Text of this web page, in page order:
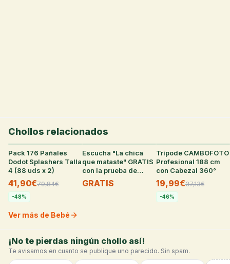
Chollos relacionados
33
Pack 176 Pañales
Dodot Splashers Talla
4 (88 uds x 2)
41,90€79,84€
-48%
38
Escucha "La chica
que mataste" GRATIS
con la prueba de
Audible
GRATIS
36°
Trípode CAMBOFOTO
Profesional 188 cm
con Cabezal 360°
19,99€37,13€
-46%
Ver más de Bebé
¡No te pierdas ningún chollo así!
Te avisamos en cuanto se publique uno parecido. Sin spam.